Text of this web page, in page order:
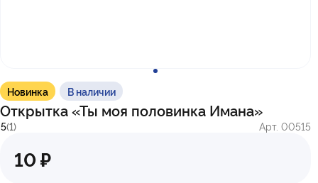
Новинка В наличии
Открытка «Ты моя половинка Имана»
5(1) Арт. 00515
10 ₽